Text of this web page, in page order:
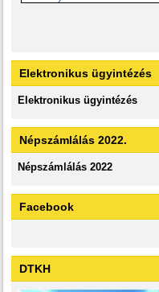
Elektronikus ügyintézés
Elektronikus ügyintézés
Népszámlálás 2022.
Népszámlálás 2022
Facebook
DTKH